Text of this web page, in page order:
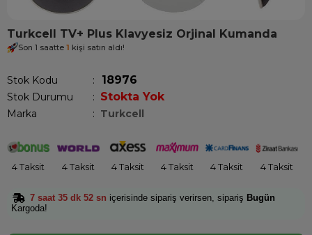
Turkcell TV+ Plus Klavyesiz Orjinal Kumanda
Son 1 saatte 1 kişi satın aldı!
Stok Kodu 18976
Stok Durumu : Stokta Yok
Marka : Turkcell
4 Taksit 4 Taksit 4 Taksit 4 Taksit 4 Taksit 4 Taksit
7 saat 35 dk 52 sn içerisinde sipariş verirsen, sipariş Bugün
Kargoda!